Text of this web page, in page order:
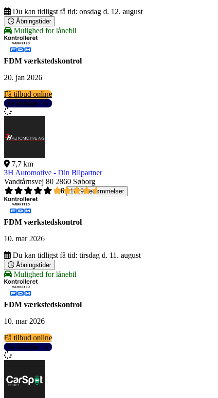
Du kan tidligst få tid: onsdag d. 12. august
Åbningstider
Mulighed for lånebil
FDM værkstedskontrol
20. jan 2026
Få tilbud online
Se detaljer
7,7 km
3H Automotive - Din Bilpartner
Vandtårnsvej 80 2860 Søborg
4,6
1619 bedømmelser
FDM værkstedskontrol
10. mar 2026
Du kan tidligst få tid: tirsdag d. 11. august
Åbningstider
Mulighed for lånebil
FDM værkstedskontrol
10. mar 2026
Få tilbud online
Se detaljer